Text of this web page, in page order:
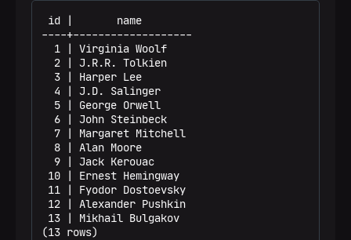
id |       name
----+-------------------
  1 | Virginia Woolf
  2 | J.R.R. Tolkien
  3 | Harper Lee
  4 | J.D. Salinger
  5 | George Orwell
  6 | John Steinbeck
  7 | Margaret Mitchell
  8 | Alan Moore
  9 | Jack Kerouac
10 | Ernest Hemingway
11 | Fyodor Dostoevsky
12 | Alexander Pushkin
13 | Mikhail Bulgakov
(13 rows)